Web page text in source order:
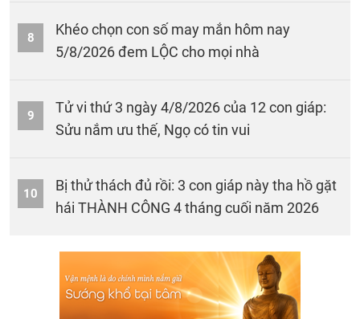
8
Khéo chọn con số may mắn hôm nay
5/8/2026 đem LỘC cho mọi nhà
9
Tử vi thứ 3 ngày 4/8/2026 của 12 con giáp:
Sửu nắm ưu thế, Ngọ có tin vui
10
Bị thử thách đủ rồi: 3 con giáp này tha hồ gặt
hái THÀNH CÔNG 4 tháng cuối năm 2026